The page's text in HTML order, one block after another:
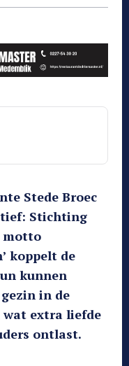
Stede Broec
Stichting
motto
koppelt de
kunnen
in de
extra liefde
ontlast.